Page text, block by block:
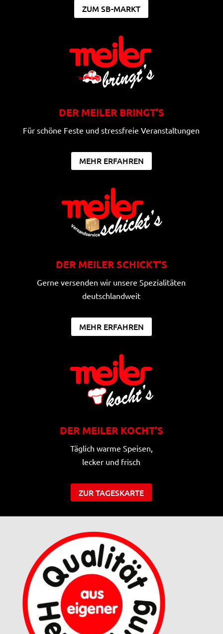
ZUM SB-MARKT
DER MEILER BRINGT'S
Für schöne Feste und stressfreie Veranstaltungen
MEHR ERFAHREN
DER MEILER SCHICKT'S
Gerne versenden wir unsere Spezialitäten
deutschlandweit
MEHR ERFAHREN
DER MEILER KOCHT'S
Täglich warme Speisen,
lecker und frisch
ZUR TAGESKARTE